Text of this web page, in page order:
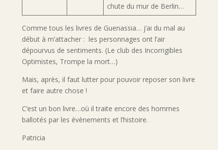
chute du mur de Berlin…
Comme tous les livres de Guenassia… j’ai du mal au
début à m’attacher : les personnages ont l’air
dépourvus de sentiments. (Le club des Incorrigibles
Optimistes, Trompe la mort…)
Mais, après, il faut lutter pour pouvoir reposer son livre
et faire autre chose !
C’est un bon livre…où il traite encore des hommes
ballotés par les évènements et l’histoire.
Patricia